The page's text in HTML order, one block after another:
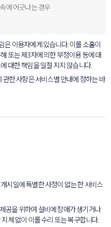
에 어긋나는 경우
은 이용자에게 있습니다. 이를 소홀이
또는 제3자에 의한 부정이용 등에 대
대한 책임을 일절 지지 않습니다.
한 사항은 서비스별 안내에 정하는 바
시일에 특별한 사정이 없는 한 서비스
공을 위하여 설비에 장애가 생기거나
체 없이 이를 수리 또는 복구합니다.